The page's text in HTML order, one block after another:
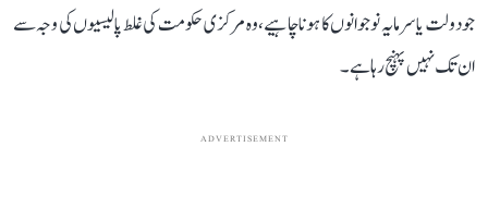
جو دولت یا سرمایہ نوجوانوں کا ہونا چاہیے، وہ مرکزی حکومت کی غلط پالیسیوں کی وجہ سے
ان تک نہیں پہنچ رہا ہے۔
ADVERTISEMENT